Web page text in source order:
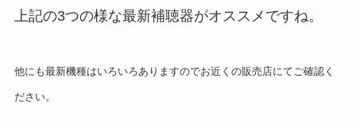
上記の3つの様な最新補聴器がオススメですね。
他にも最新機種はいろいろありますのでお近くの販売店にてご確認く
ださい。